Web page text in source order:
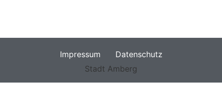
Impressum
Datenschutz
Stadt Amberg